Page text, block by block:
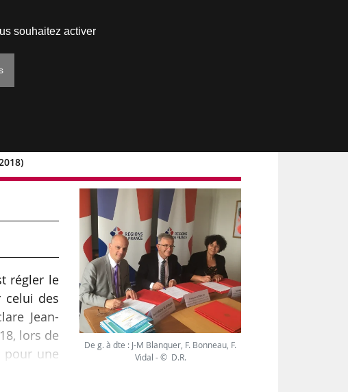
régler le
celui des
Jean-
lors de
pour une
De g. à dte : J-M Blanquer, F. Bonneau, F.
Vidal - © D.R.
souhaitez activer